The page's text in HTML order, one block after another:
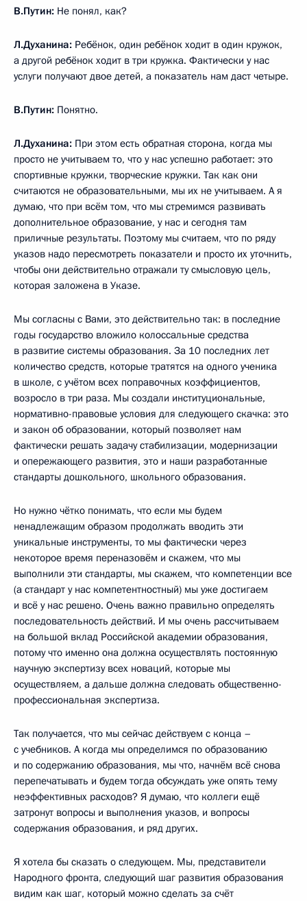
В.Путин: Не понял, как?
Л.Духанина: Ребёнок, один ребёнок ходит в один кружок,
а другой ребёнок ходит в три кружка. Фактически у нас
услуги получают двое детей, а показатель нам даст четыре.
В.Путин: Понятно.
Л.Духанина: При этом есть обратная сторона, когда мы
просто не учитываем то, что у нас успешно работает: это
спортивные кружки, творческие кружки. Так как они
считаются не образовательными, мы их не учитываем. А я
думаю, что при всём том, что мы стремимся развивать
дополнительное образование, у нас и сегодня там
приличные результаты. Поэтому мы считаем, что по ряду
указов надо пересмотреть показатели и просто их уточнить,
чтобы они действительно отражали ту смысловую цель,
которая заложена в Указе.
Мы согласны с Вами, это действительно так: в последние
годы государство вложило колоссальные средства
в развитие системы образования. За 10 последних лет
количество средств, которые тратятся на одного ученика
в школе, с учётом всех поправочных коэффициентов,
возросло в три раза. Мы создали институциональные,
нормативно-правовые условия для следующего скачка: это
и закон об образовании, который позволяет нам
фактически решать задачу стабилизации, модернизации
и опережающего развития, это и наши разработанные
стандарты дошкольного, школьного образования.
Но нужно чётко понимать, что если мы будем
ненадлежащим образом продолжать вводить эти
уникальные инструменты, то мы фактически через
некоторое время переназовём и скажем, что мы
выполнили эти стандарты, мы скажем, что компетенции все
(а стандарт у нас компетентностный) мы уже достигаем
и всё у нас решено. Очень важно правильно определять
последовательность действий. И мы очень рассчитываем
на большой вклад Российской академии образования,
потому что именно она должна осуществлять постоянную
научную экспертизу всех новаций, которые мы
осуществляем, а дальше должна следовать общественно-
профессиональная экспертиза.
Так получается, что мы сейчас действуем с конца –
с учебников. А когда мы определимся по образованию
и по содержанию образования, мы что, начнём всё снова
перепечатывать и будем тогда обсуждать уже опять тему
неэффективных расходов? Я думаю, что коллеги ещё
затронут вопросы и выполнения указов, и вопросы
содержания образования, и ряд других.
Я хотела бы сказать о следующем. Мы, представители
Народного фронта, следующий шаг развития образования
видим как шаг, который можно сделать за счёт